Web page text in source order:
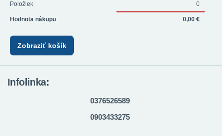
Položiek 0
Hodnota nákupu 0,00 €
Zobraziť košík
Infolinka:
0376526589
0903433275